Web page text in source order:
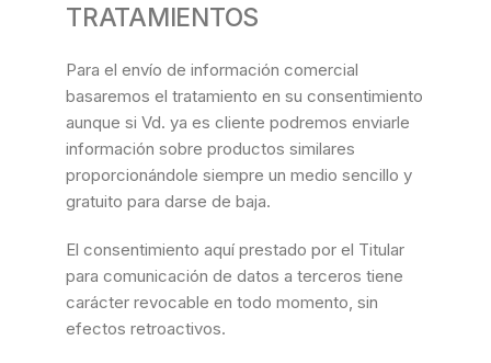
TRATAMIENTOS
Para el envío de información comercial
basaremos el tratamiento en su consentimiento
aunque si Vd. ya es cliente podremos enviarle
información sobre productos similares
proporcionándole siempre un medio sencillo y
gratuito para darse de baja.
El consentimiento aquí prestado por el Titular
para comunicación de datos a terceros tiene
carácter revocable en todo momento, sin
efectos retroactivos.